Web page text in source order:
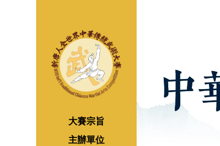
大賽宗旨
主辦單位